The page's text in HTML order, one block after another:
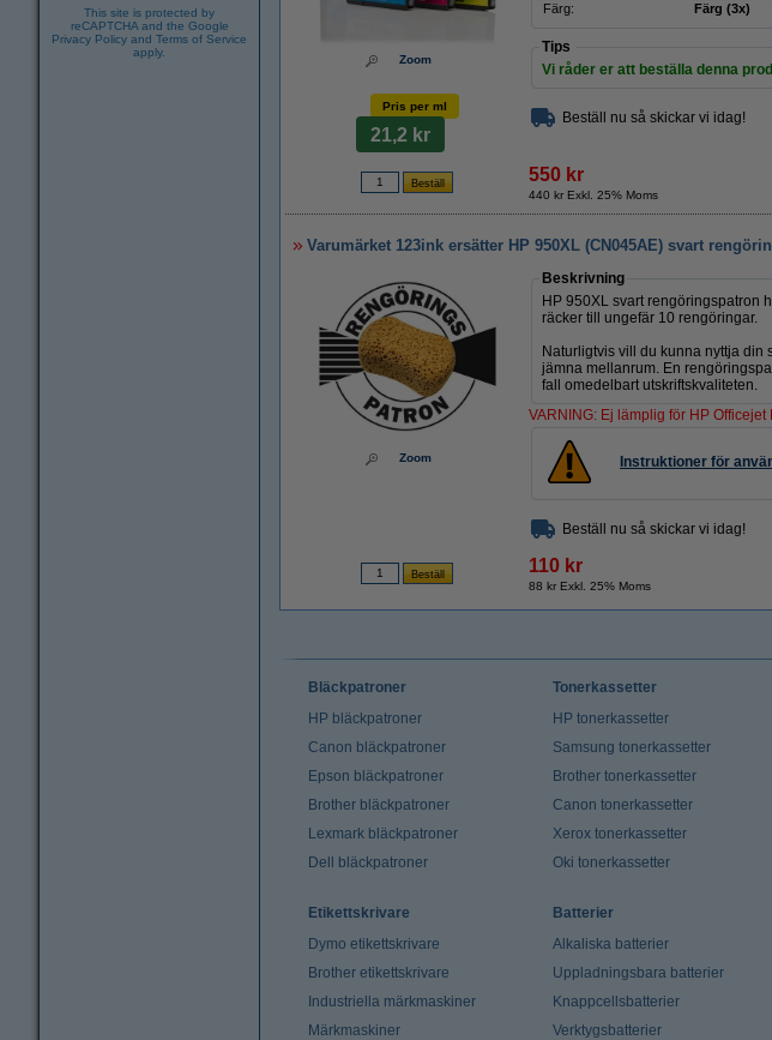
This site is protected by
reCAPTCHA and the Google
Privacy Policy and Terms of Service
apply.
Zoom
Färg:
Färg (3x)
Tips
Vi råder er att beställa denna
Pris per ml
21,2 kr
Beställ nu så skickar vi idag!
550 kr
440 kr Exkl. 25% Moms
Varumärket 123ink ersätter HP 950XL (CN045AE) svart
Zoom
Beskrivning
HP 950XL svart rengöringspatron
räcker till ungefär 10 rengöringar.
Naturligtvis vill du kunna nyttja din
jämna mellanrum. En
fall omedelbart utskriftskvaliteten.
VARNING: Ej lämplig för HP
Instruktioner för
Beställ nu så skickar vi idag!
110 kr
88 kr Exkl. 25% Moms
Bläckpatroner
HP bläckpatroner
Canon bläckpatroner
Epson bläckpatroner
Brother bläckpatroner
Lexmark bläckpatroner
Dell bläckpatroner
Tonerkassetter
HP tonerkassetter
Samsung tonerkassetter
Brother tonerkassetter
Canon tonerkassetter
Xerox tonerkassetter
Oki tonerkassetter
Etikettskrivare
Dymo etikettskrivare
Brother etikettskrivare
Industriella märkmaskiner
Märkmaskiner
Batterier
Alkaliska batterier
Uppladningsbara batterier
Knappcellsbatterier
Verktygsbatterier